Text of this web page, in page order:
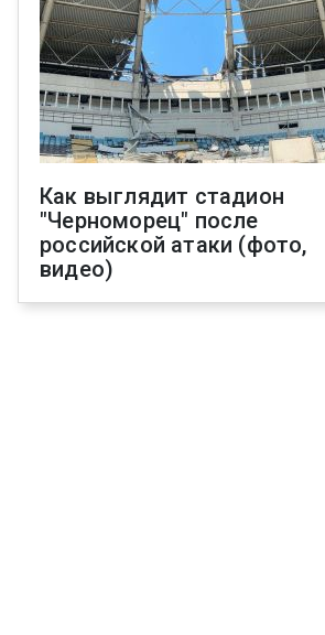
Как выглядит стадион
"Черноморец" после
российской атаки (фото,
видео)